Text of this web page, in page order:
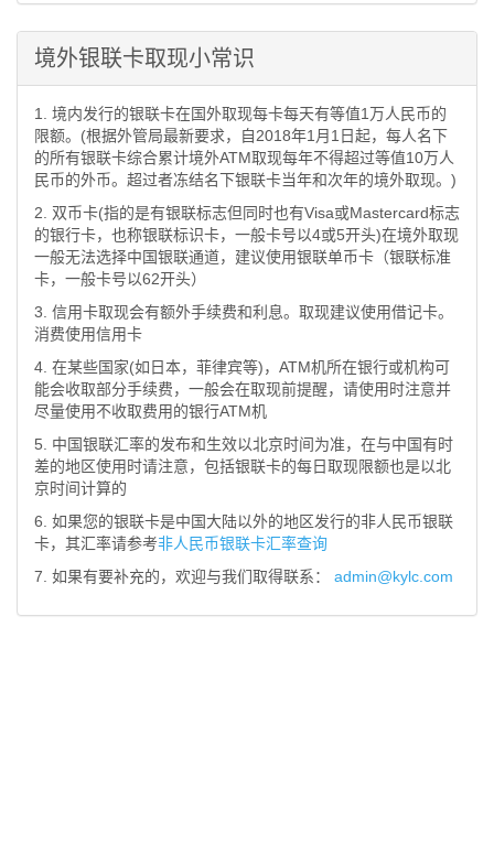
境外银联卡取现小常识
1. 境内发行的银联卡在国外取现每卡每天有等值1万人民币的
限额。(根据外管局最新要求，自2018年1月1日起，每人名下
的所有银联卡综合累计境外ATM取现每年不得超过等值10万人
民币的外币。超过者冻结名下银联卡当年和次年的境外取现。)
2. 双币卡(指的是有银联标志但同时也有Visa或Mastercard标志
的银行卡，也称银联标识卡，一般卡号以4或5开头)在境外取现
一般无法选择中国银联通道，建议使用银联单币卡（银联标准
卡，一般卡号以62开头）
3. 信用卡取现会有额外手续费和利息。取现建议使用借记卡。
消费使用信用卡
4. 在某些国家(如日本，菲律宾等)，ATM机所在银行或机构可
能会收取部分手续费，一般会在取现前提醒，请使用时注意并
尽量使用不收取费用的银行ATM机
5. 中国银联汇率的发布和生效以北京时间为准，在与中国有时
差的地区使用时请注意，包括银联卡的每日取现限额也是以北
京时间计算的
6. 如果您的银联卡是中国大陆以外的地区发行的非人民币银联
卡，其汇率请参考非人民币银联卡汇率查询
7. 如果有要补充的，欢迎与我们取得联系： admin@kylc.com